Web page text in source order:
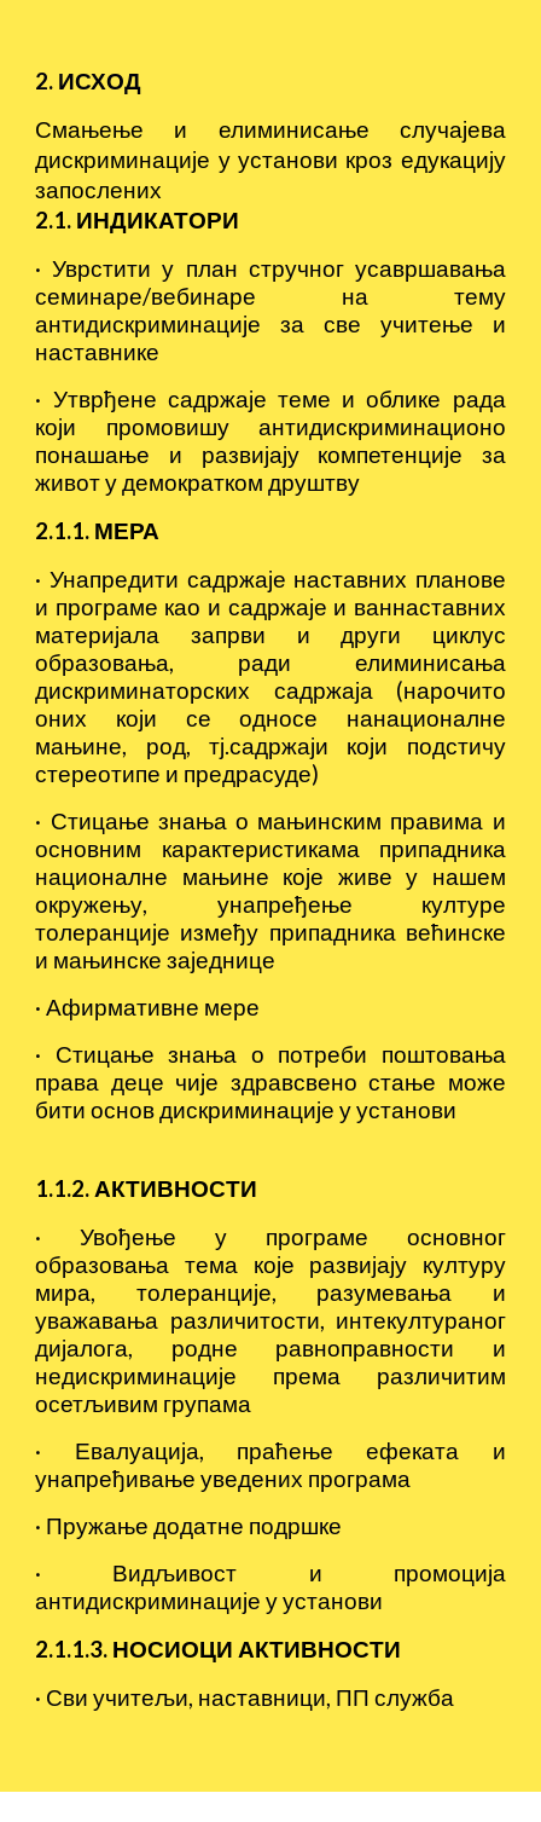
2. ИСХОД
Смањење и елиминисање случајева
дискриминације у установи кроз едукацију
запослених
2.1. ИНДИКАТОРИ
·Уврстити у план стручног усавршавања
семинаре/вебинаре на тему
антидискриминације за све учитење и
наставнике
· Утврђене садржаје теме и облике рада
који промовишу антидискриминационо
понашање и развијају компетенције за
живот у демократком друштву
2.1.1. МЕРА
· Унапредити садржаје наставних планове
и програме као и садржаје и ваннаставних
материјала запрви и други циклус
образовања, ради елиминисања
дискриминаторских садржаја (нарочито
оних који се односе нанационалне
мањине, род, тј.садржаји који подстичу
стереотипе и предрасуде)
· Стицање знања о мањинским правима и
основним карактеристикама припадника
националне мањине које живе у нашем
окружењу, унапређење културе
толеранције између припадника већинске
и мањинске заједнице
·Афирмативне мере
· Стицање знања о потреби поштовања
права деце чије здравсвено стање може
бити основ дискриминације у установи
1.1.2. АКТИВНОСТИ
·Увођење у програме основног
образовања тема које развијају културу
мира, толеранције, разумевања и
уважавања различитости, интекултураног
дијалога, родне равноправности и
недискриминације према различитим
осетљивим групама
· Евалуација, праћење ефеката и
унапређивање уведених програма
· Пружање додатне подршке
· Видљивост и промоција
антидискриминације у установи
2.1.1.3. НОСИОЦИ АКТИВНОСТИ
· Сви учитељи, наставници, ПП служба